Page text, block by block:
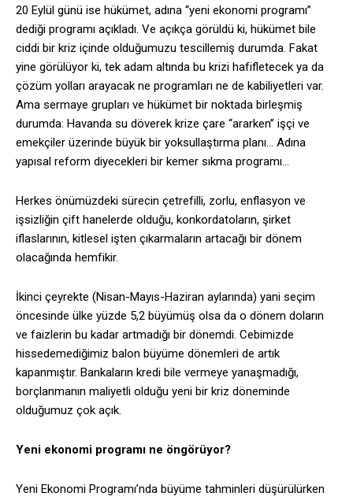
20 Eylül günü ise hükümet, adına “yeni ekonomi programı”
dediği programı açıkladı. Ve açıkça görüldü ki, hükümet bile
ciddi bir kriz içinde olduğumuzu tescillemiş durumda. Fakat
yine görülüyor ki, tek adam altında bu krizi hafifletecek ya da
çözüm yolları arayacak ne programları ne de kabiliyetleri var.
Ama sermaye grupları ve hükümet bir noktada birleşmiş
durumda: Havanda su döverek krize çare “ararken” işçi ve
emekçiler üzerinde büyük bir yoksullaştırma planı… Adına
yapısal reform diyecekleri bir kemer sıkma programı…
Herkes önümüzdeki sürecin çetrefilli, zorlu, enflasyon ve
işsizliğin çift hanelerde olduğu, konkordatoların, şirket
iflaslarının, kitlesel işten çıkarmaların artacağı bir dönem
olacağında hemfikir.
İkinci çeyrekte (Nisan-Mayıs-Haziran aylarında) yani seçim
öncesinde ülke yüzde 5,2 büyümüş olsa da o dönem doların
ve faizlerin bu kadar artmadığı bir dönemdi. Cebimizde
hissedemediğimiz balon büyüme dönemleri de artık
kapanmıştır. Bankaların kredi bile vermeye yanaşmadığı,
borçlanmanın maliyetli olduğu yeni bir kriz döneminde
olduğumuz çok açık.
Yeni ekonomi programı ne öngörüyor?
Yeni Ekonomi Programı’nda büyüme tahminleri düşürülürken